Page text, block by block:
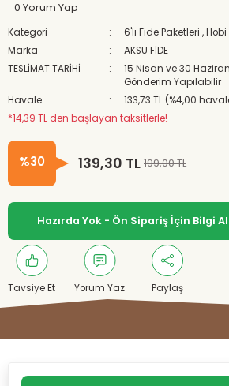
0 Yorum Yap
Kategori 6'lı Fide Paketleri ,Hobi
Marka
AKSU FİDE
TESLİMAT TARİHİ
15 Nisan ve 30
Gönderim Yapılabilir
Havale
133,73 TL (%4,00
*14,39 TL den başlayan taksitlerle!
%30 139,30 TL 199,00 TL
Hazırda Yok - Ön Sipariş İçin Bilgi
Tavsiye Et Yorum Yaz Paylaş